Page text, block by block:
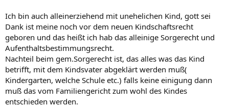
Ich bin auch alleinerziehend mit unehelichen Kind, gott sei
Dank ist meine noch vor dem neuen Kindschaftsrecht
geboren und das heißt ich hab das alleinige Sorgerecht und
Aufenthaltsbestimmungsrecht.
Nachteil beim gem.Sorgerecht ist, das alles was das Kind
betrifft, mit dem Kindsvater abgeklärt werden muß(
Kindergarten, welche Schule etc.) falls keine einigung dann
muß das vom Familiengericht zum wohl des Kindes
entschieden werden.